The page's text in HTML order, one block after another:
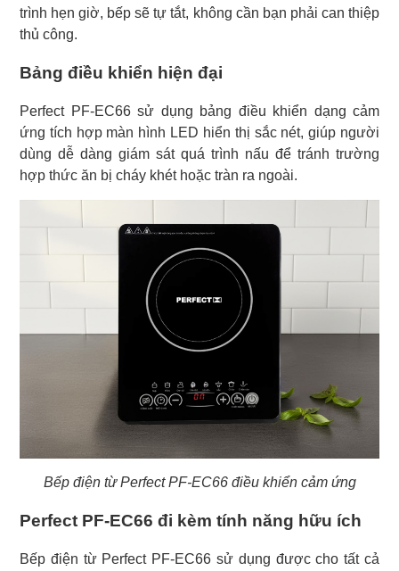
trình hẹn giờ, bếp sẽ tự tắt, không cần bạn phải can thiệp
thủ công.
Bảng điều khiển hiện đại
Perfect PF-EC66 sử dụng bảng điều khiển dạng cảm
ứng tích hợp màn hình LED hiển thị sắc nét, giúp người
dùng dễ dàng giám sát quá trình nấu để tránh trường
hợp thức ăn bị cháy khét hoặc tràn ra ngoài.
Bếp điện từ Perfect PF-EC66 điều khiển cảm ứng
Perfect PF-EC66 đi kèm tính năng hữu ích
Bếp điện từ Perfect PF-EC66 sử dụng được cho tất cả